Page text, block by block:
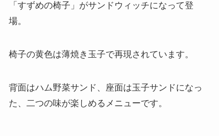
「すずめの椅子」がサンドウィッチになって登
場。
椅子の黄色は薄焼き玉子で再現されています。
背面はハム野菜サンド、座面は玉子サンドになっ
た、二つの味が楽しめるメニューです。